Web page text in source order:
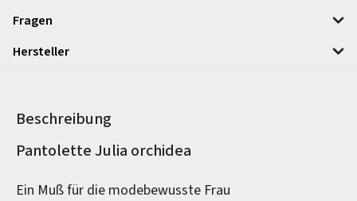
Fragen
Hersteller
Beschreibung
Produktinformationen
Pantolette Julia orchidea
Ein Muß für die modebewusste Frau